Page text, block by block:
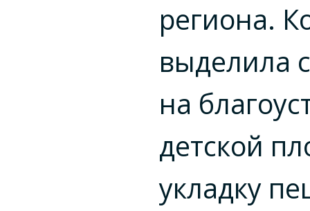
региона.
выделила
на
детской
укладку